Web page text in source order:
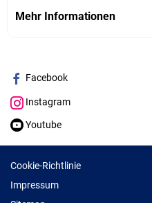
Mehr Informationen
Facebook
Instagram
Youtube
Cookie-Richtlinie
Impressum